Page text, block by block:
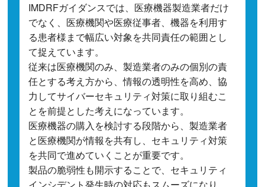
IMDRFガイダンスでは、医療機器製造業者だけ
でなく、医療機関や医療従事者、機器を利用す
る患者様まで幅広い対象を共同責任の範囲とし
て捉えています。
従来は医療機関のみ、製造業者のみの個別の責
任とする考え方から、情報の透明性を高め、協
力してサイバーセキュリティ対策に取り組むこ
とを前提とした考えになっています。
医療機器の購入を検討する段階から、製造業者
と医療機関が情報を共有し、セキュリティ対策
を共同で進めていくことが重要です。
製品の脆弱性も開示することで、セキュリティ